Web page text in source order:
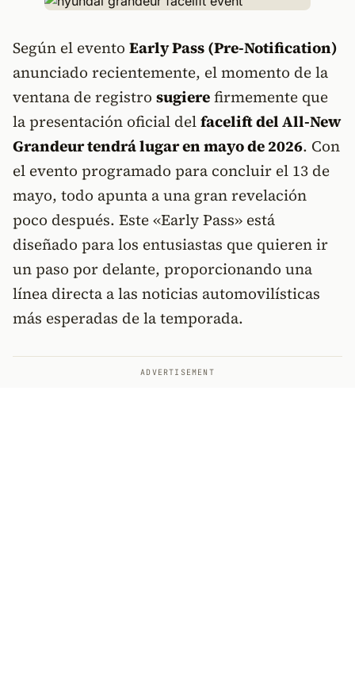
Según el evento Early Pass (Pre-Notification)
anunciado recientemente, el momento de la
ventana de registro sugierefirmemente que
la presentación oficial delfacelift del All-New
Grandeur tendrá lugar en mayo de 2026. Con
el evento programado para concluir el 13 de
mayo, todo apunta a una gran revelación
poco después. Este «Early Pass» está
diseñado para los entusiastas que quieren ir
un paso por delante, proporcionando una
línea directa a las noticias automovilísticas
más esperadas de la temporada.
ADVERTISEMENT